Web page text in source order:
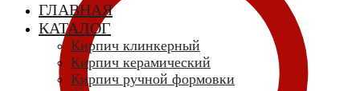
ГЛАВНАЯ
КАТАЛОГ
Кирпич клинкерный
Кирпич керамический
Кирпич ручной формовки